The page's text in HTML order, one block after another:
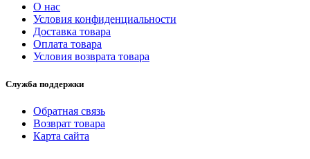
О нас
Условия конфиденциальности
Доставка товара
Оплата товара
Условия возврата товара
Служба поддержки
Обратная связь
Возврат товара
Карта сайта